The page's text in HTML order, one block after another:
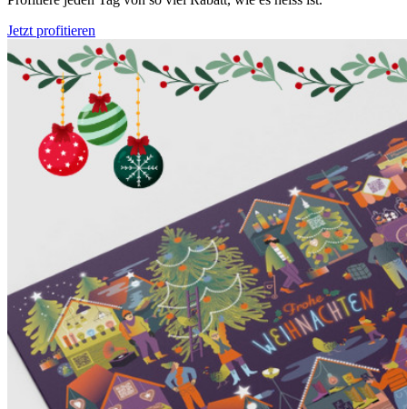
Jetzt profitieren